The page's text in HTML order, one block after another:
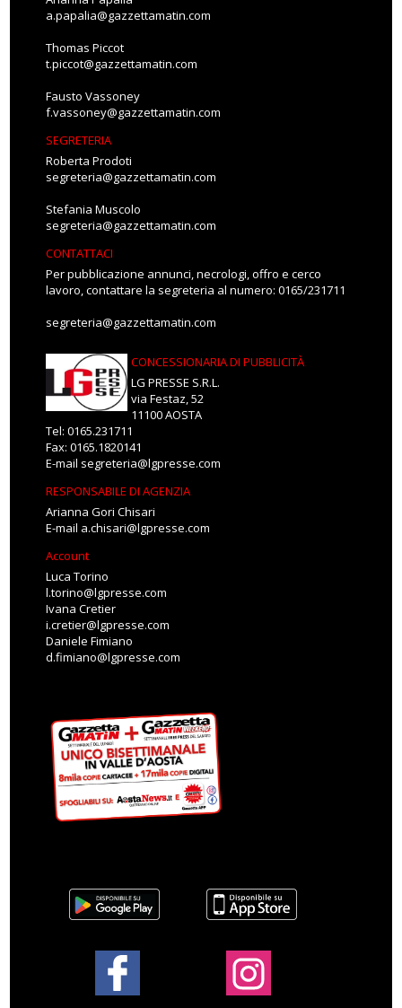
a.papalia@gazzettamatin.com
Thomas Piccot
t.piccot@gazzettamatin.com
Fausto Vassoney
f.vassoney@gazzettamatin.com
SEGRETERIA
Roberta Prodoti
segreteria@gazzettamatin.com
Stefania Muscolo
segreteria@gazzettamatin.com
CONTATTACI
Per pubblicazione annunci, necrologi, offro e cerco
lavoro, contattare la segreteria al numero: 0165/231711
segreteria@gazzettamatin.com
CONCESSIONARIA DI PUBBLICITÀ
LG PRESSE S.R.L.
via Festaz, 52
11100 AOSTA
Tel: 0165.231711
Fax: 0165.1820141
E-mail segreteria@lgpresse.com
RESPONSABILE DI AGENZIA
Arianna Gori Chisari
E-mail a.chisari@lgpresse.com
Account
Luca Torino
l.torino@lgpresse.com
Ivana Cretier
i.cretier@lgpresse.com
Daniele Fimiano
d.fimiano@lgpresse.com